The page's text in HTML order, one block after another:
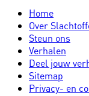
Home
Over
Steun ons
Verhalen
Deel jouw
Sitemap
Privacy- en